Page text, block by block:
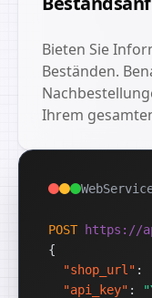
Bieten Sie
Beständen.
Ihrem
POST
https://
{
"shop_url" :
"api_key" :